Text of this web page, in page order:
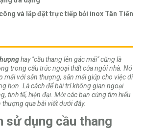
và lắp đặt trực tiếp bởi inox Tân Tiến
hay "cầu thang lên gác mái" cũng là
trong cấu trúc ngoại thất của ngôi nhà. Nó
mái với sân thượng, sân mái giúp cho việc di
hơn. Là cách để bài trí không gian ngoại
tinh tế, hiện đại. Mời các bạn cùng tìm hiểu
qua bài viết dưới đây.
sử dụng cầu thang